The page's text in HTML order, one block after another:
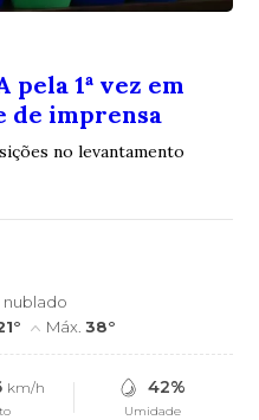
pela 1ª vez em
de imprensa
no levantamento
nublado
Máx.38°
km/h 42%
Umidade